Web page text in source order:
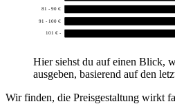
81 - 90 €
91 - 100 €
101 € -
Hier siehst du auf einen Blick,
ausgeben, basierend auf den
Wir finden, die Preisgestaltung wirkt